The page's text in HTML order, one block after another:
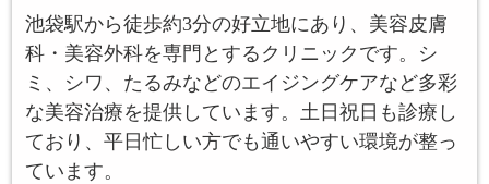
池袋駅から徒歩約3分の好立地にあり、美容皮膚
科・美容外科を専門とするクリニックです。シ
ミ、シワ、たるみなどのエイジングケアなど多彩
な美容治療を提供しています。土日祝日も診療し
ており、平日忙しい方でも通いやすい環境が整っ
ています。